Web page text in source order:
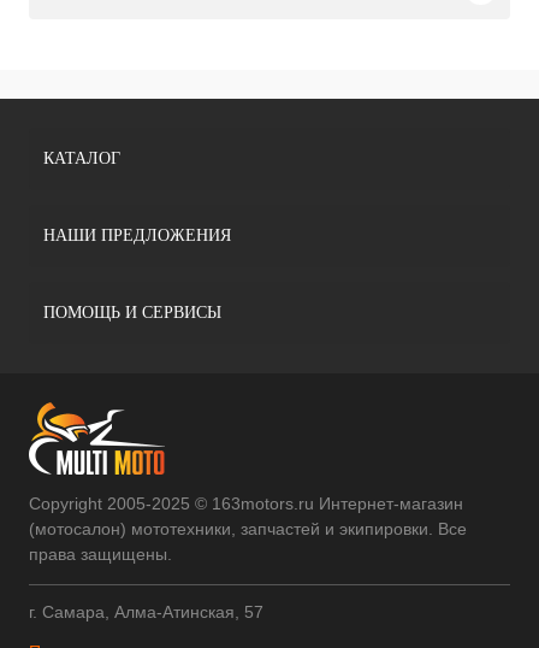
КАТАЛОГ
НАШИ ПРЕДЛОЖЕНИЯ
ПОМОЩЬ И СЕРВИСЫ
Copyright 2005-2025 © 163motors.ru Интернет-магазин
(мотосалон) мототехники, запчастей и экипировки. Все
права защищены.
г. Самара, Алма-Атинская, 57